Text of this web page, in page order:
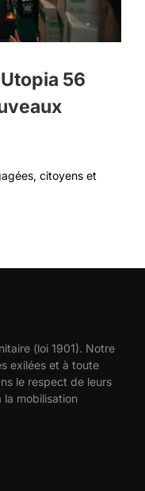
56
citoyens et
(loi 1901). Notre
exilées et à toute
le respect de leurs
mobilisation